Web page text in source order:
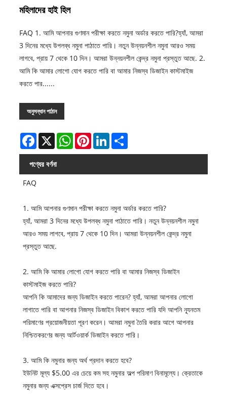
মহিলাদের হাই হিল
FAQ 1. আমি আপনার গুণমান পরীক্ষা করতে নমুনা অর্ডার করতে পারি?হ্যাঁ, আমরা
3 দিনের মধ্যে উপলব্ধ নমুনা পাঠাতে পারি। নতুন উন্নয়নশীল নমুনা আরও সময়
লাগবে, প্রায় 7 থেকে 10 দিন। আমরা উন্নয়নশীল কেন্দ্র নমুনা প্রস্তুত আছে. 2.
আমি কি আমার লোগো যোগ করতে পারি বা আমার নিজস্ব ডিজাইন কাস্টমাইজ
করতে পার......
অনুসন্ধান পাঠান
Facebook
X WhatsAppPinterestLinkedInShare
পণ্যের বর্ণনা
FAQ
1. আমি আপনার গুণমান পরীক্ষা করতে নমুনা অর্ডার করতে পারি?
হ্যাঁ, আমরা 3 দিনের মধ্যে উপলব্ধ নমুনা পাঠাতে পারি। নতুন উন্নয়নশীল নমুনা
আরও সময় লাগবে, প্রায় 7 থেকে 10 দিন। আমরা উন্নয়নশীল কেন্দ্র নমুনা
প্রস্তুত আছে.
2. আমি কি আমার লোগো যোগ করতে পারি বা আমার নিজস্ব ডিজাইন
কাস্টমাইজ করতে পারি?
আপনি কি আমাদের জন্য ডিজাইন করতে পারেন? হ্যাঁ, আমরা আপনার লোগো
লাগাতে পারি বা আপনার নিজস্ব ডিজাইন বিকাশ করতে পারি যদি আপনি ন্যূনতম
পরিমাণের প্রয়োজনীয়তা পূরণ করেন। আমরা নমুনা তৈরি করার আগে আপনার
নিশ্চিতকরণের জন্য আর্টওয়ার্ক ডিজাইন করতে পারি।
3. আমি কি নমুনার জন্য অর্থ প্রদান করতে হবে?
ইউনিট মূল্য $5.00 এর চেয়ে কম সহ নমুনার অল্প পরিমাণ বিনামূল্যে। ক্রেতাকে
নমুনার জন্য এক্সপ্রেস চার্জ দিতে হবে।